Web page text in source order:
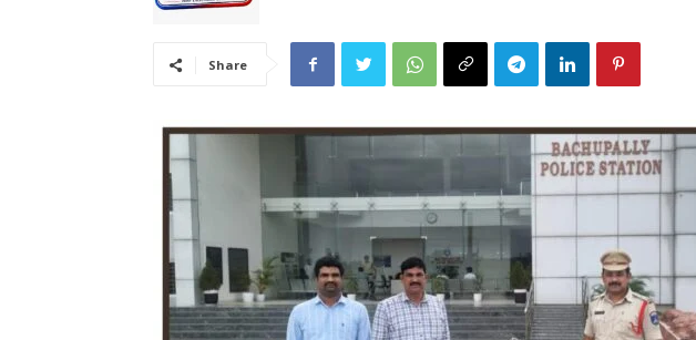
Share